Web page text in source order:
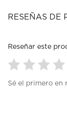
RESEÑAS DE
Reseñar este
paraparapara
Sé el primero en